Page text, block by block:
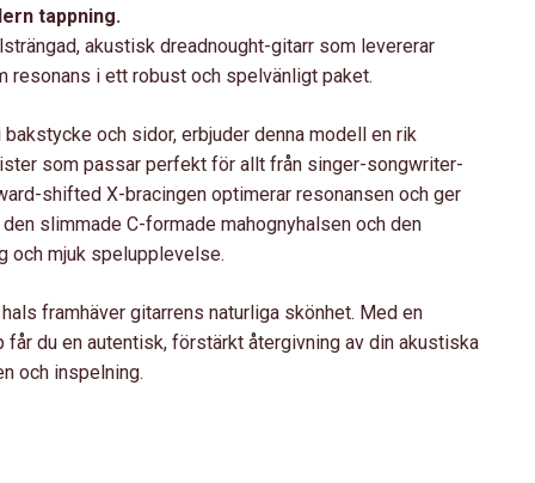
tappning.
akustisk dreadnought-gitarr som levererar
resonans i ett robust och spelvänligt paket.
och sidor, erbjuder denna modell en rik
som passar perfekt för allt från singer-songwriter-
shifted X-bracingen optimerar resonansen och ger
slimmade C-formade mahognyhalsen och den
och mjuk spelupplevelse.
framhäver gitarrens naturliga skönhet. Med en
du en autentisk, förstärkt återgivning av din akustiska
och inspelning.